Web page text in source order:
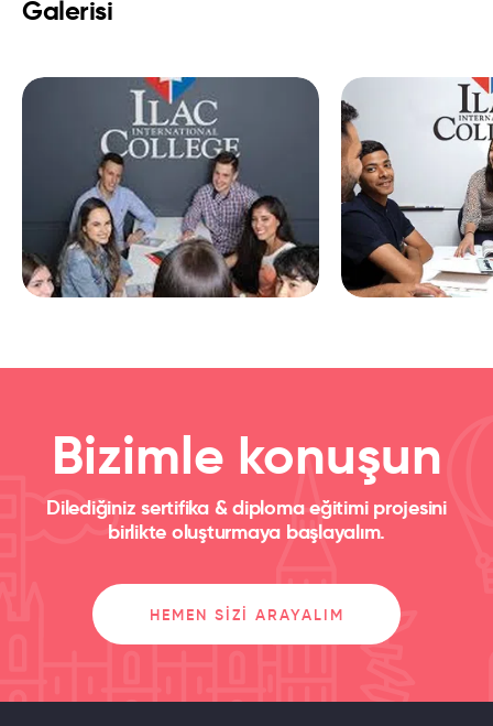
Galerisi
Bizimle konuşun
Dilediğiniz sertifika & diploma eğitimi projesini
birlikte oluşturmaya başlayalım.
HEMEN SIZI ARAYALIM